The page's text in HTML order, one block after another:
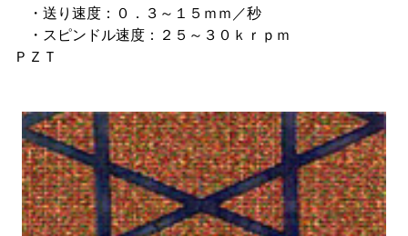
・送り速度：０．３～１５ｍｍ／秒
・スピンドル速度：２５～３０ｋｒｐｍ
ＰＺＴ